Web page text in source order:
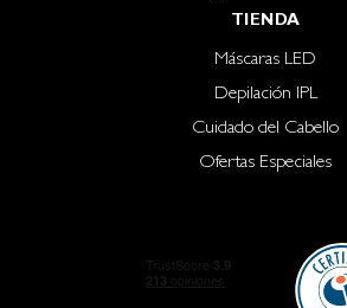
TIENDA
Máscaras LED
Depilación IPL
Cuidado del Cabello
Ofertas Especiales